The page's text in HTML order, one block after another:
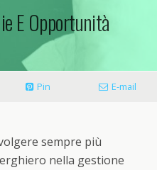
E Opportunità
Pin E-mail
sempre più
nella gestione